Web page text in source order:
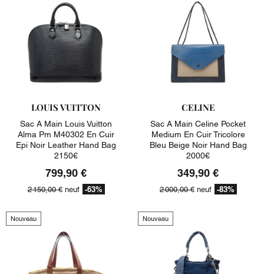
LOUIS VUITTON
Sac A Main Louis Vuitton
Alma Pm M40302 En Cuir
Epi Noir Leather Hand Bag
2150€
799,90 €
2 150,00 €neuf -63%
CELINE
Sac A Main Celine Pocket
Medium En Cuir Tricolore
Bleu Beige Noir Hand Bag
2000€
349,90 €
2 000,00 €neuf -83%
Nouveau Nouveau